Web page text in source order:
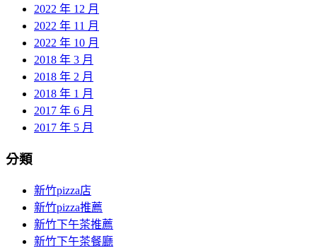
2022 年 12 月
2022 年 11 月
2022 年 10 月
2018 年 3 月
2018 年 2 月
2018 年 1 月
2017 年 6 月
2017 年 5 月
分類
新竹pizza店
新竹pizza推薦
新竹下午茶推薦
新竹下午茶餐廳